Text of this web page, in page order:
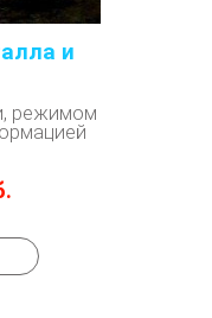
и
режимом